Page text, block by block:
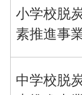
小学校脱
素推進事
中学校脱